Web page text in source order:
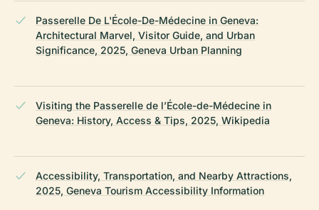
Passerelle De L'École-De-Médecine in Geneva:
Architectural Marvel, Visitor Guide, and Urban
Significance, 2025, Geneva Urban Planning
Visiting the Passerelle de l’École-de-Médecine in
Geneva: History, Access & Tips, 2025, Wikipedia
Accessibility, Transportation, and Nearby Attractions,
2025, Geneva Tourism Accessibility Information